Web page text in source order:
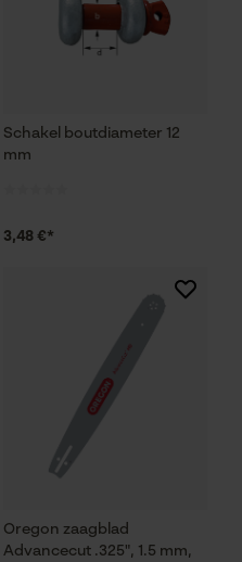
Schakel boutdiameter 12
mm
3,48 €*
Oregon zaagblad
Advancecut .325", 1.5 mm,